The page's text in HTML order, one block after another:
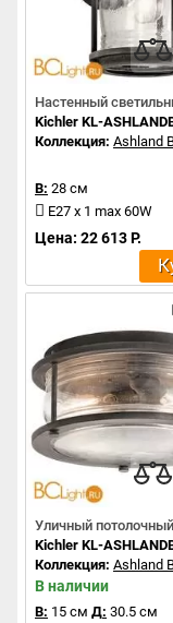
Настенный
Kichler KL-
Коллекция: Ashland
В: 28 см
E27 x 1 max 60W
Цена: 22 613 Р.
Kichler KL-
Коллекция: Ashland
В наличии
В: 15 см Д: 30.5 см